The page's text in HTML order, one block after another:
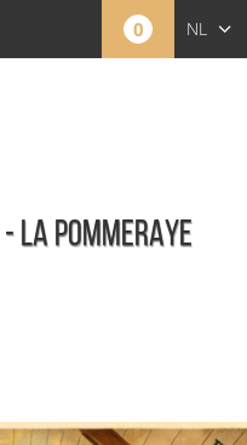
0 NL
- LA POMMERAYE